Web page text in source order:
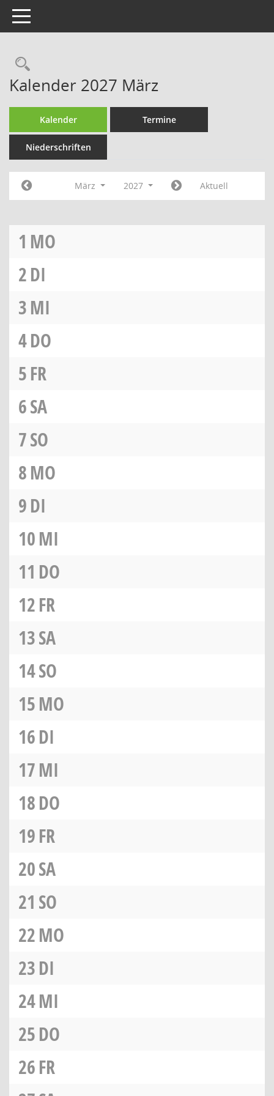
Toggle navigation
Rechercheauswahl
Kalender 2027 März
Kalender Termine
Niederschriften
März 2027 Aktuell
1 MO
2DI
3MI
4DO
5FR
6SA
7SO
8MO
9DI
10MI
11 DO
12FR
13SA
14SO
15MO
16DI
17MI
18DO
19FR
20SA
21 SO
22MO
23DI
24MI
25DO
26FR